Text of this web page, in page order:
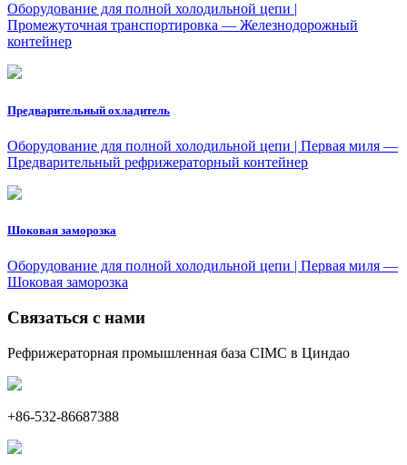
Оборудование для полной холодильной цепи |
Промежуточная транспортировка — Железнодорожный
контейнер
Предварительный охладитель
Оборудование для полной холодильной цепи | Первая миля —
Предварительный рефрижераторный контейнер
Шоковая заморозка
Оборудование для полной холодильной цепи | Первая миля —
Шоковая заморозка
Связаться с нами
Рефрижераторная промышленная база CIMC в Циндао
+86-532-86687388